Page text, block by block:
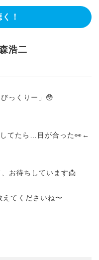
！
浩二
っくりー」😳
てたら…目が合った👀←
お待ちしています📩
てくださいね〜